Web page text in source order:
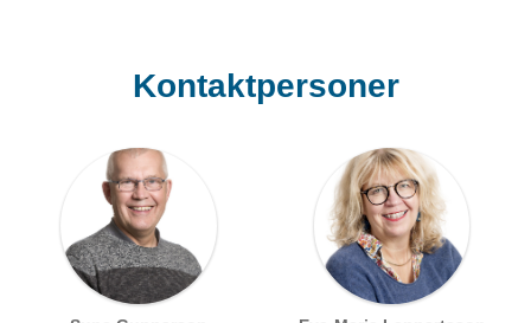
Kontaktpersoner